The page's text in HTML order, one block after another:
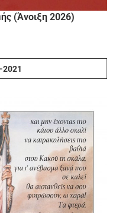
(Άνοιξη 2026)
2021